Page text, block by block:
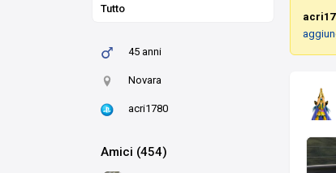
Tutto
45 anni
Novara
acri1780
Amici (454)